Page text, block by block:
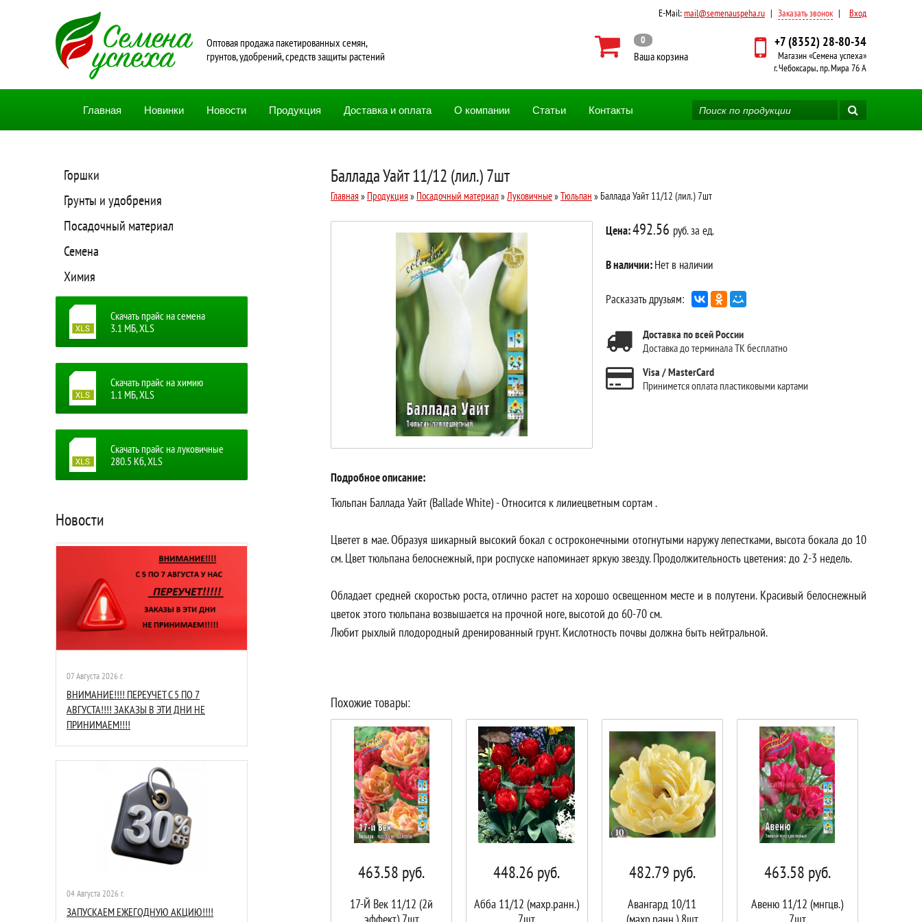
E-Mail:mail@semenauspeha.ru | Заказать звонок | Вход
Oптовая продажа пакетированных семян,
грунтов, удобрений, средств защиты растений
0
Ваша корзина
+7 (8352) 28-80-34
Магазин «Семена успеха»
г. Чебоксары, пр. Мира 76 А
Главная Новинки Новости Продукция Доставка и оплата О компании Статьи Контакты
Горшки
Грунты и удобрения
Посадочный материал
Семена
Химия
Скачать прайс на семена
3.1 MБ, XLS
Скачать прайс на химию
1.1 MБ, XLS
Скачать прайс на луковичные
280.5 Кб, XLS
Новости
07 Августа 2026 г.
ВНИМАНИЕ!!!! ПЕРЕУЧЕТ С 5 ПО 7
АВГУСТА!!!! ЗАКАЗЫ В ЭТИ ДНИ НЕ
ПРИНИМАЕМ!!!!
04 Августа 2026 г.
ЗАПУСКАЕМ ЕЖЕГОДНУЮ АКЦИЮ!!!!
Баллада Уайт 11/12 (лил.) 7шт
Главная » Продукция » Посадочный материал» Луковичные»Тюльпан » Баллада Уайт 11/12 (лил.) 7шт
Цена:492.56 руб. за ед.
В наличии:Нет в наличии
Расказать друзьям:
Доставка по всей России
Доставка до терминала ТК бесплатно
Visa / MasterCard
Принимется оплата пластиковыми картами
Подробное описание:
Тюльпан Баллада Уайт (Ballade White) - Относится к лилиецветным сортам .
Цветет в мае. Образуя шикарный высокий бокал с остроконечными отогнутыми наружу лепестками, высота бокала до 10
см. Цвет тюльпана белоснежный, при роспуске напоминает яркую звезду. Продолжительность цветения: до 2-3 недель.
Обладает средней скоростью роста, отлично растет на хорошо освещенном месте и в полутени. Красивый белоснежный
цветок этого тюльпана возвышается на прочной ноге, высотой до 60-70 см.
Любит рыхлый плодородный дренированный грунт. Кислотность почвы должна быть нейтральной.
Похожие товары:
463.58 руб.
17-Й Век 11/12 (2й
эффект) 7шт
448.26 руб.
Абба 11/12 (махр.ранн.)
7шт
482.79 руб.
Авангард 10/11
(махр.ранн.) 8шт
463.58 руб.
Авеню 11/12 (мнгцв.)
7шт